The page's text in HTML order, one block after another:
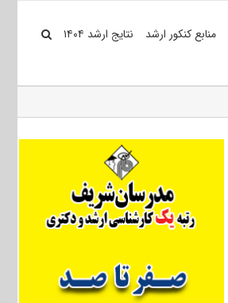
منابع کنکور ارشد نتایج ارشد ۱۴۰۴